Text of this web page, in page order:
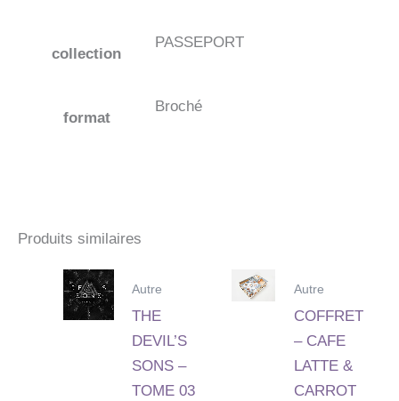
collection
PASSEPORT
format
Broché
Produits similaires
Autre
THE
DEVIL’S
SONS –
TOME 03
Autre
COFFRET
– CAFE
LATTE &
CARROT